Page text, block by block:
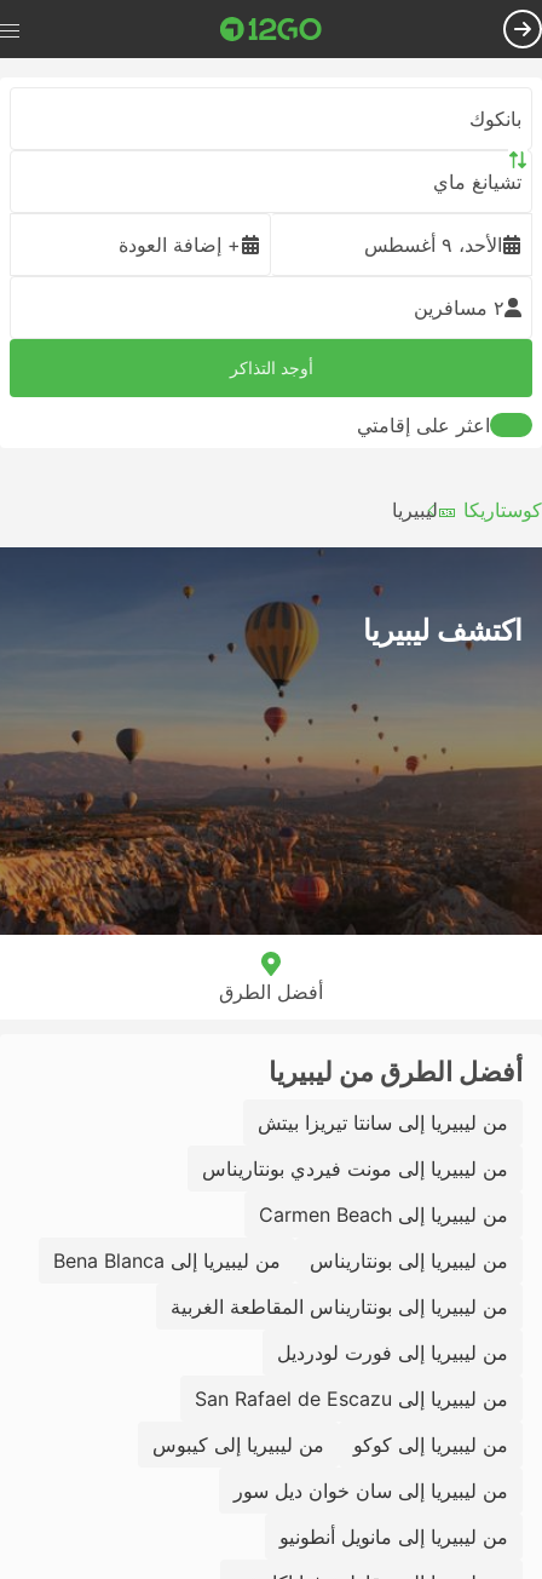
بانكوك
تشيانغ ماي
الأحد، ٩ أغسطس + إضافة العودة
٢ مسافرين
أوجد التذاكر
اعثر على إقامتي
كوستاريكا 🎫ليبيريا
اكتشف ليبيريا
أفضل الطرق
أفضل الطرق من ليبيريا
من ليبيريا إلى سانتا تيريزا بيتش
من ليبيريا إلى مونت فيردي بونتاريناس
من ليبيريا إلى Carmen Beach
من ليبيريا إلى بونتاريناس
من ليبيريا إلى Bena Blanca
من ليبيريا إلى بونتاريناس المقاطعة الغربية
من ليبيريا إلى فورت لودرديل
من ليبيريا إلى San Rafael de Escazu
من ليبيريا إلى كوكو
من ليبيريا إلى كيبوس
من ليبيريا إلى سان خوان ديل سور
من ليبيريا إلى مانويل أنطونيو